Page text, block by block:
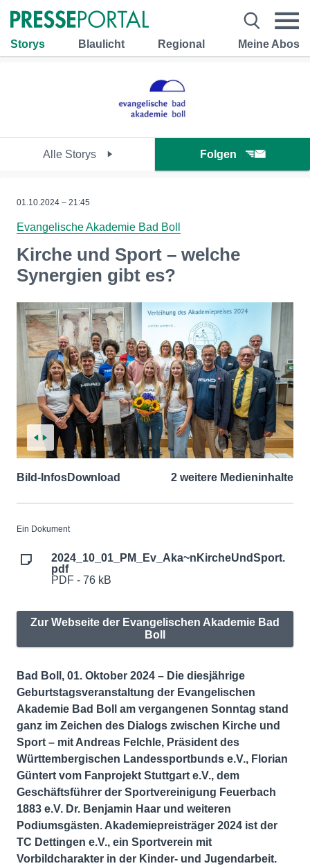
Storys Blaulicht Regional Meine Abos
Alle Storys Folgen
01.10.2024 – 21:45
Evangelische Akademie Bad Boll
Kirche und Sport – welche
Synergien gibt es?
Bild-InfosDownload 2 weitere Medieninhalte
Ein Dokument
2024_10_01_PM_Ev_Aka~nKircheUndSport.
pdf
PDF - 76 kB
Zur Webseite der Evangelischen Akademie Bad
Boll
Bad Boll, 01. Oktober 2024 – Die diesjährige
Geburtstagsveranstaltung der Evangelischen
Akademie Bad Boll am vergangenen Sonntag stand
ganz im Zeichen des Dialogs zwischen Kirche und
Sport – mit Andreas Felchle, Präsident des
Württembergischen Landessportbunds e.V., Florian
Güntert vom Fanprojekt Stuttgart e.V., dem
Geschäftsführer der Sportvereinigung Feuerbach
1883 e.V. Dr. Benjamin Haar und weiteren
Podiumsgästen. Akademiepreisträger 2024 ist der
TC Dettingen e.V., ein Sportverein mit
Vorbildcharakter in der Kinder- und Jugendarbeit.